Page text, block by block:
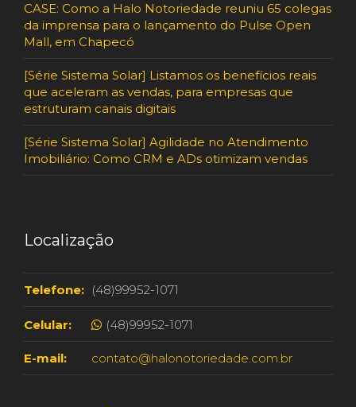
CASE: Como a Halo Notoriedade reuniu 65 colegas
da imprensa para o lançamento do Pulse Open
Mall, em Chapecó
[Série Sistema Solar] Listamos os benefícios reais
que aceleram as vendas, para empresas que
estruturam canais digitais
[Série Sistema Solar] Agilidade no Atendimento
Imobiliário: Como CRM e ADs otimizam vendas
Localização
Telefone: (48)99952-1071
Celular: (48)99952-1071
E-mail: contato@halonotoriedade.com.br